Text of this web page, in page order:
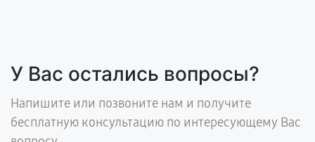
У Вас остались вопросы?
Напишите или позвоните нам и получите
бесплатную консультацию по интересующему Вас